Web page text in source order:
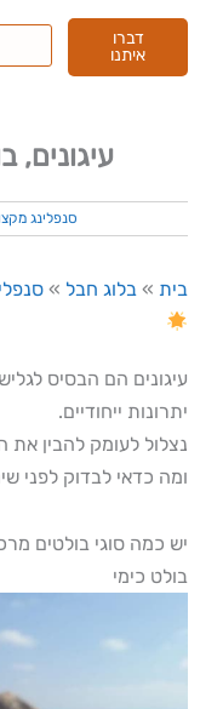
דילוג
דברו
איתנו
עיגונים,
סנפלינג
בית » בלוג חבל »
עיגונים הם הבסיס
יתרונות ייחודיים.
נצלול לעומק להבין את
ומה כדאי לבדוק לפני
יש כמה סוגי בולטים
בולט כימי